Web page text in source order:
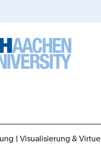
Visualisierung &